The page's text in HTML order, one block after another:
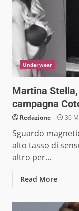
Underwear
Martina
campagna
Redazione 30
Sguardo
alto tasso di
altro per...
Read More